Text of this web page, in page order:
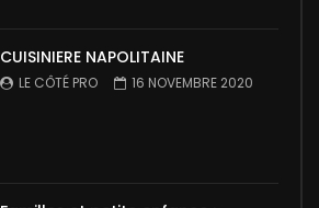
CUISINIERE NAPOLITAINE
LE CÔTÉ PRO 16 NOVEMBRE 2020